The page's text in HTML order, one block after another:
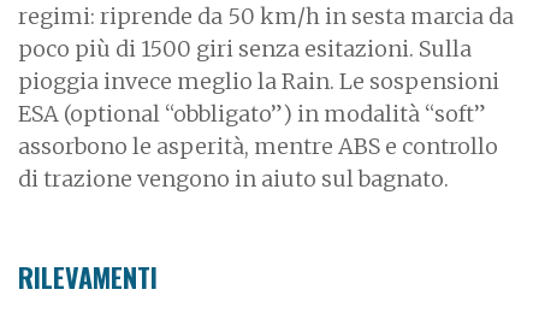
regimi: riprende da 50 km/h in sesta marcia da
poco più di 1500 giri senza esitazioni. Sulla
pioggia invece meglio la Rain. Le sospensioni
ESA (optional “obbligato”) in modalità “soft”
assorbono le asperità, mentre ABS e controllo
di trazione vengono in aiuto sul bagnato.
RILEVAMENTI